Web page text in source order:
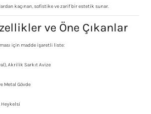
kaçınan, sofistike ve zarif bir estetik sunar.
ve Öne Çıkanlar
için madde işaretli liste:
Akrilik Sarkıt Avize
Metal Gövde
Heykelsi